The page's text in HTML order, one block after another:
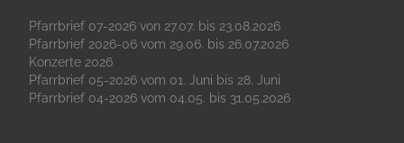
Pfarrbrief 07-2026 von 27.07. bis 23.08.2026
Pfarrbrief 2026-06 vom 29.06. bis 26.07.2026
Konzerte 2026
Pfarrbrief 05-2026 vom 01. Juni bis 28. Juni
Pfarrbrief 04-2026 vom 04.05. bis 31.05.2026